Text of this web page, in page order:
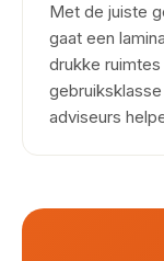
Met de juiste
gaat een
drukke
adviseurs